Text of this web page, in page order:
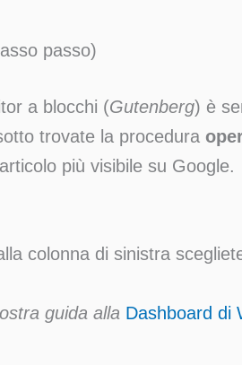
passo)
a blocchi (Gutenberg) è
trovate la procedura
più visibile su Google.
colonna di sinistra
guida alla Dashboard di